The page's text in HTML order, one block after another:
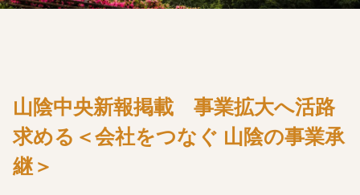
山陰中央新報掲載 事業拡大へ活路
求める＜会社をつなぐ 山陰の事業承
継＞